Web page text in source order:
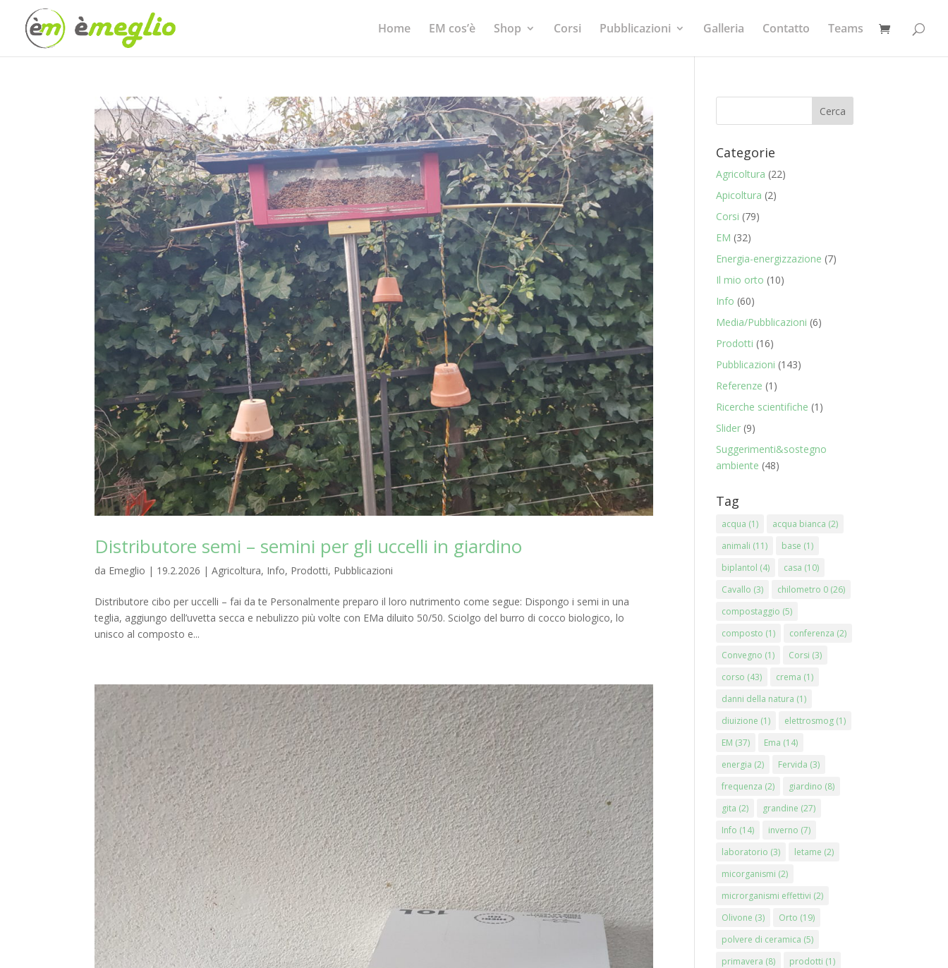
Home EM cos’è Shop Corsi Pubblicazioni Galleria Contatto Teams
Distributore semi – semini per gli uccelli in giardino
da Emeglio | 19.2.2026 |Agricoltura, Info, Prodotti, Pubblicazioni
Distributore cibo per uccelli – fai da te Personalmente preparo il loro nutrimento come segue: Dispongo i semi in una
teglia, aggiungo dell’uvetta secca e nebulizzo più volte con EMa diluito 50/50. Sciolgo del burro di cocco biologico, lo
unisco al composto e...
Categorie
Agricoltura (22)
Apicoltura (2)
Corsi (79)
EM (32)
Energia-energizzazione (7)
Il mio orto (10)
Info (60)
Media/Pubblicazioni (6)
Prodotti (16)
Pubblicazioni (143)
Referenze (1)
Ricerche scientifiche (1)
Slider (9)
Suggerimenti&sostegno
ambiente (48)
Tag
acqua (1) acqua bianca (2)
animali (11) base (1)
biplantol (4) casa (10)
Cavallo (3) chilometro 0 (26)
compostaggio (5)
composto (1) conferenza (2)
Convegno (1) Corsi (3)
corso (43) crema (1)
danni della natura (1)
diuizione (1) elettrosmog (1)
EM (37) Ema (14)
energia (2) Fervida (3)
frequenza (2) giardino (8)
gita (2) grandine (27)
Info (14) inverno (7)
laboratorio (3) letame (2)
micorganismi (2)
microrganismi effettivi (2)
Olivone (3) Orto (19)
polvere di ceramica (5)
primavera (8) prodotti (1)